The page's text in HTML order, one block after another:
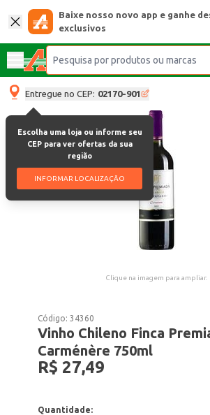
Baixe nosso novo app e ganhe
exclusivos
Entregue no CEP: 02170-901
Escolha uma loja ou informe seu
CEP para ver ofertas da sua
região
INFORMAR LOCALIZAÇÃO
Clique na imagem para ampliar.
Código:34360
Vinho Chileno Finca
Carménère 750ml
R$ 27,49
Quantidade: